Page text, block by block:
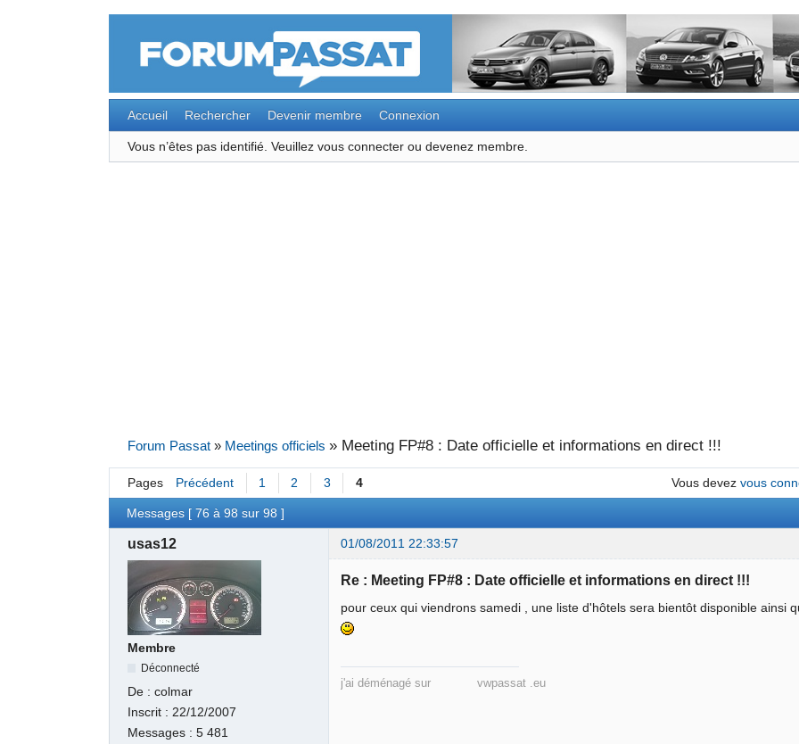
Accueil Rechercher Devenir membre Connexion
Vous n’êtes pas identifié. Veuillez vous connecter ou devenez membre.
Forum Passat » Meetings officiels » Meeting FP#8 : Date officielle et informations en direct !!!
Pages Précédent 1 2 3 4 Vous devez vous
Messages [ 76 à 98 sur 98 ]
usas12 01/08/2011 22:33:57
Membre
Déconnecté
De :colmar
Inscrit :22/12/2007
Messages :5 481
Re : Meeting FP#8 : Date officielle et informations en direct !!!
pour ceux qui viendrons samedi , une liste d'hôtels sera bientôt disponible ainsi
j'ai déménagé sur vwpassat .eu